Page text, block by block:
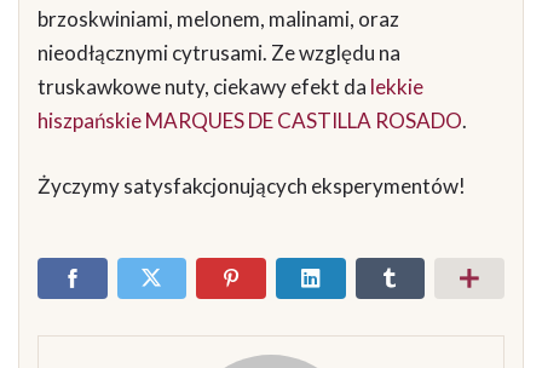
brzoskwiniami, melonem, malinami, oraz
nieodłącznymi cytrusami. Ze względu na
truskawkowe nuty, ciekawy efekt da lekkie
hiszpańskie MARQUES DE CASTILLA ROSADO.
Życzymy satysfakcjonujących eksperymentów!